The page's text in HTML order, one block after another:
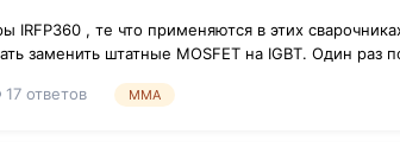
IRFP360 , те что применяются в этих
заменить штатные MOSFET на IGBT. Один
17 ответов MMA